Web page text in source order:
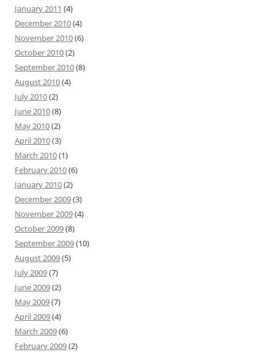
January 2011 (4)
December 2010(4)
November 2010(6)
October 2010(2)
September 2010(8)
August 2010(4)
July 2010(2)
June 2010(8)
May 2010(2)
April 2010(3)
March 2010(1)
February 2010(6)
January 2010(2)
December 2009(3)
November 2009(4)
October 2009(8)
September 2009(10)
August 2009(5)
July 2009(7)
June 2009(2)
May 2009(7)
April 2009(4)
March 2009(6)
February 2009(2)